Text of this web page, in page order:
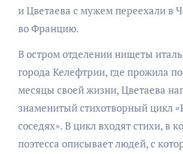
и Цветаева с мужем переехали в
во Францию.
В остром отделении нищеты
города Келефтрии, где прожила
месяцы своей жизни, Цветаева
знаменитый стихотворный цикл
соседях». В цикл входят стихи, в
поэтесса описывает людей, с